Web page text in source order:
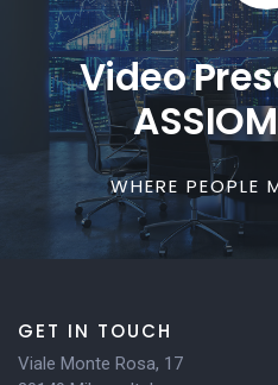
Video
WHERE PEOPLE
GET IN TOUCH
Viale Monte Rosa, 17